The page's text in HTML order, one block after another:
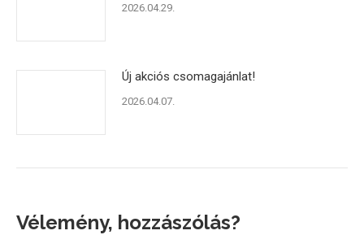
2026.04.29.
Új akciós csomagajánlat!
2026.04.07.
Vélemény, hozzászólás?